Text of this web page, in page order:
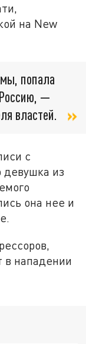
на New
попала
—
властей.
с
девушка из
она нее и
в нападении